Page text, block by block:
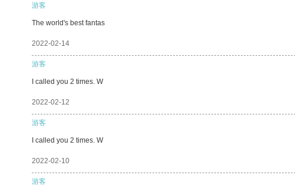
游客
The world's best fantas
2022-02-14
游客
I called you 2 times. W
2022-02-12
游客
I called you 2 times. W
2022-02-10
游客